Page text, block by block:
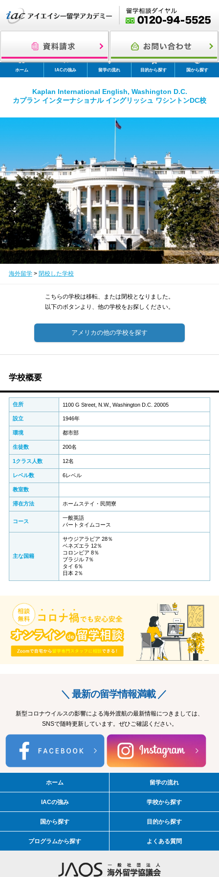
ホーム IACの強み 留学の流れ 目的から探す 国から探す
Kaplan International English, Washington D.C.
カプラン インターナショナル イングリッシュ ワシントンDC校
海外留学> 閉校した学校
こちらの学校は移転、または閉校となりました。
以下のボタンより、他の学校をお探しください。
アメリカの他の学校を探す
学校概要
住所 1100 G Street, N.W., Washington D.C. 20005
設立 1946年
環境 都市部
生徒数 200名
1クラス人数 12名
レベル数 6レベル
教室数
滞在方法 ホームステイ・民間寮
コース
一般英語
パートタイムコース
主な国籍
サウジアラビア 28％
ベネズエラ 12％
コロンビア 8％
ブラジル 7％
タイ 6％
日本 2％
＼ 最新の留学情報満載 ／
新型コロナウイルスの影響による海外渡航の最新情報につきましては、
SNSで随時更新しています。ぜひご確認ください。
ホーム 留学の流れ
IACの強み 学校から探す
国から探す 目的から探す
プログラムから探す よくある質問